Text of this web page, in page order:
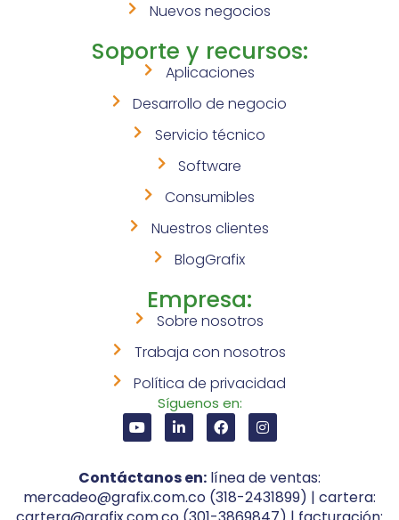
Nuevos negocios
Soporte y recursos:
Aplicaciones
Desarrollo de negocio
Servicio técnico
Software
Consumibles
Nuestros clientes
BlogGrafix
Empresa:
Sobre nosotros
Trabaja con nosotros
Política de privacidad
Síguenos en:
Contáctanos en: línea de ventas:
mercadeo@grafix.com.co (318-2431899) | cartera: